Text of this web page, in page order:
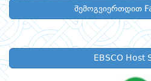
შემოგვიერთდით
EBSCO Host